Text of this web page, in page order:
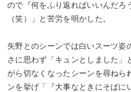
ので『何をふり返ればいいんだろ
（笑）」と苦労を明かした。
矢野とのシーンでは白いスーツ姿
さに思わず「キュンとしました」
がら切なくなったシーンを尋ねら
ンを挙げ「『大事なときにそばに